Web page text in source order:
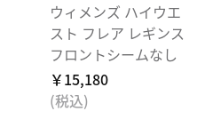
ウィメンズ ハイウエ
スト フレア レギンス
フロントシームなし
￥15,180
(税込)